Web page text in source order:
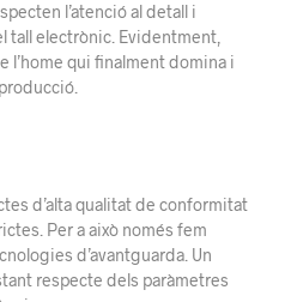
l’atenció al detall i
tall electrònic. Evidentment,
l’home qui finalment domina i
d’alta qualitat de conformitat
Per a això només fem
d’avantguarda. Un
respecte dels paràmetres